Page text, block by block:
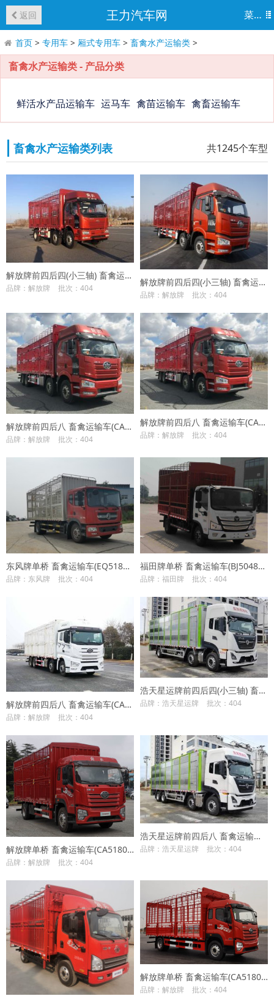
返回 王力汽车网 菜单
首页> 专用车> 厢式专用车> 畜禽水产运输类>
畜禽水产运输类 - 产品分类
鲜活水产品运输车 运马车 禽苗运输车 禽畜运输车
畜禽水产运输类列表 共1245个车型
解放牌前四后四(小三轴) 畜禽运输车(CA5250CCQP62K1L5T3E6)
品牌：解放牌 批次：404
解放牌前四后四(小三轴) 畜禽运输车(CA5250CCQP66K1L6T3E6)
品牌：解放牌 批次：404
解放牌前四后八 畜禽运输车(CA5320CCQP66K24L7T4E6)
品牌：解放牌 批次：404
解放牌前四后八 畜禽运输车(CA5310CCQP66K25L7T4E6)
品牌：解放牌 批次：404
东风牌单桥 畜禽运输车(EQ5181CCQL9CDGAC)
品牌：东风牌 批次：404
福田牌单桥 畜禽运输车(BJ5048CCQ-FM4)
品牌：福田牌 批次：404
解放牌前四后八 畜禽运输车(CA5310CCQP77K24T4E6)
品牌：解放牌 批次：404
浩天星运牌前四后四(小三轴) 畜禽运输车(HTX5258CCQHM6)
品牌：浩天星运牌 批次：404
解放牌单桥 畜禽运输车(CA5180CCQP28K2L2E6A80)
品牌：解放牌 批次：404
浩天星运牌前四后八 畜禽运输车(HTX5318CCQHM6)
品牌：浩天星运牌 批次：404
解放牌单桥 畜禽运输车(CA5180CCQP28K8L2E6A90)
品牌：解放牌 批次：404